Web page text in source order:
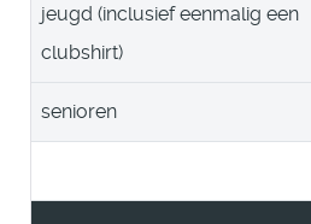
jeugd (inclusief eenmalig een
clubshirt)
senioren